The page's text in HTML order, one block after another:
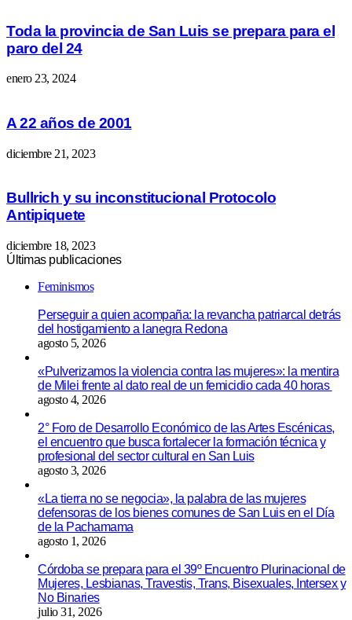
Toda la provincia de San Luis se prepara para el
paro del 24
enero 23, 2024
A 22 años de 2001
diciembre 21, 2023
Bullrich y su inconstitucional Protocolo
Antipiquete
diciembre 18, 2023
Últimas publicaciones
Feminismos
Perseguir a quien acompaña: la revancha patriarcal detrás
del hostigamiento a lanegra Redona
agosto 5, 2026
«Pulverizamos la violencia contra las mujeres»: la mentira
de Milei frente al dato real de un femicidio cada 40 horas
agosto 4, 2026
2° Foro de Desarrollo Económico de las Artes Escénicas,
el encuentro que busca fortalecer la formación técnica y
profesional del sector cultural en San Luis
agosto 3, 2026
«La tierra no se negocia», la palabra de las mujeres
defensoras de los bienes comunes de San Luis en el Día
de la Pachamama
agosto 1, 2026
Córdoba se prepara para el 39º Encuentro Plurinacional de
Mujeres, Lesbianas, Travestis, Trans, Bisexuales, Intersex y
No Binaries
julio 31, 2026